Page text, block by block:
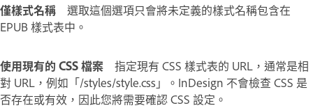
僅樣式名稱
選取這個選項只會將未定義的樣式名稱包含在
EPUB 樣式表中。
使用現有的 CSS 檔案
指定現有 CSS 樣式表的 URL，通常是相
對 URL，例如「/styles/style.css」。InDesign 不會檢查 CSS 是
否存在或有效，因此您將需要確認 CSS 設定。